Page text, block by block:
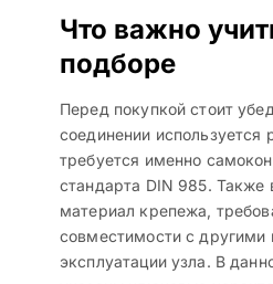
Что важно
подборе
Перед покупкой стоит
соединении используется
требуется именно
стандарта DIN 985. Также
материал крепежа,
совместимости с другими
эксплуатации узла. В